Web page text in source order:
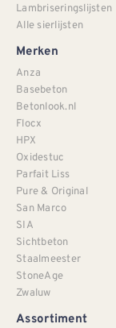
Lambriseringslijsten
Alle sierlijsten
Merken
Anza
Basebeton
Betonlook.nl
Flocx
HPX
Oxidestuc
Parfait Liss
Pure & Original
San Marco
SIA
Sichtbeton
Staalmeester
StoneAge
Zwaluw
Assortiment